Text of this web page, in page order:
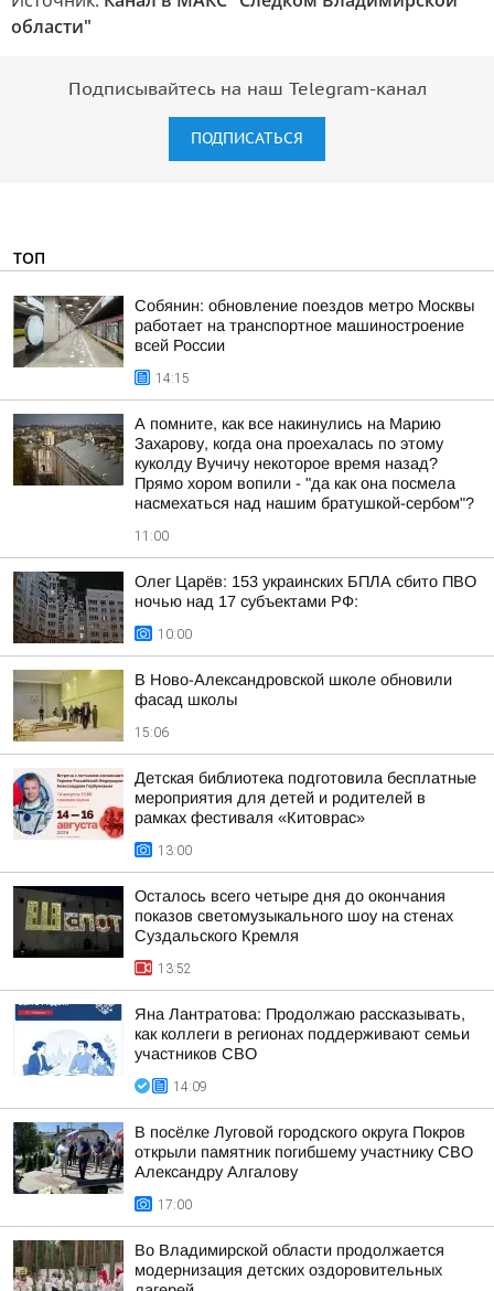
области"
Подписывайтесь на наш Telegram-канал
ПОДПИСАТЬСЯ
ТОП
Собянин: обновление поездов метро Москвы
работает на транспортное машиностроение
всей России
14:15
А помните, как все накинулись на Марию
Захарову, когда она проехалась по этому
куколду Вучичу некоторое время назад?
Прямо хором вопили - "да как она посмела
насмехаться над нашим братушкой-сербом"?
11:00
Олег Царёв: 153 украинских БПЛА сбито ПВО
ночью над 17 субъектами РФ:
10:00
В Ново-Александровской школе обновили
фасад школы
15:06
Детская библиотека подготовила бесплатные
мероприятия для детей и родителей в
рамках фестиваля «Китоврас»
13:00
Осталось всего четыре дня до окончания
показов светомузыкального шоу на стенах
Суздальского Кремля
13:52
Яна Лантратова: Продолжаю рассказывать,
как коллеги в регионах поддерживают семьи
участников СВО
14:09
В посёлке Луговой городского округа Покров
открыли памятник погибшему участнику СВО
Александру Алгалову
17:00
Во Владимирской области продолжается
модернизация детских оздоровительных